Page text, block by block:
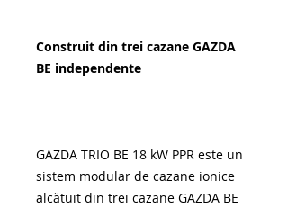
Construit din trei cazane GAZDA
BE independente
GAZDA TRIO BE 18 kW PPR este un
sistem modular de cazane ionice
alcătuit din trei cazane GAZDA BE